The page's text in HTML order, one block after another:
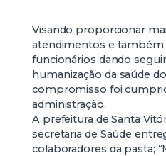
Visando proporcionar
atendimentos e também
funcionários dando
humanização da saúde
compromisso foi
administração.
A prefeitura de Santa
secretaria de Saúde
colaboradores da pasta;